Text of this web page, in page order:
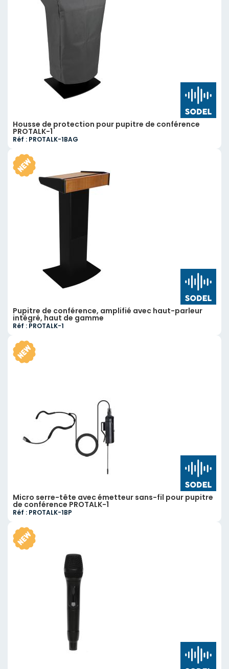
Housse de protection pour pupitre de conférence
PROTALK-1
Réf : PROTALK-1BAG
Pupitre de conférence, amplifié avec haut-parleur
intégré, haut de gamme
Réf : PROTALK-1
Micro serre-tête avec émetteur sans-fil pour pupitre
de conférence PROTALK-1
Réf : PROTALK-1BP